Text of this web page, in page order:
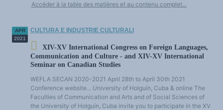
Accéder à la table des matières et au contenu complet...
APR
2021
CULTURA E INDUSTRIE CULTURALI
XIV-XV International Congress on Foreign Languages,
Communication and Culture - and XIV-XV International
Seminar on Canadian Studies
WEFLA SECAN 2020-2021 April 28th to April 30th 2021
Conference website... University of Holguín, Cuba & online The
Faculties of Communication and Arts and of Social Sciences of
the University of Holguín, Cuba invite you to participate in the XV